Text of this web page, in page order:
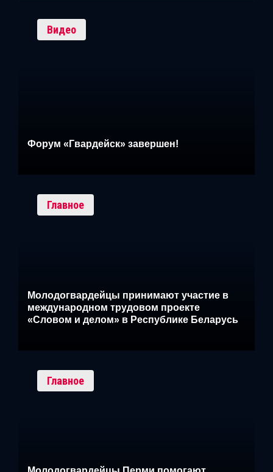
Видео
Форум «Гвардейск» завершен!
Главное
Молодогвардейцы принимают участие в
международном трудовом проекте
«Словом и делом» в Республике Беларусь
Главное